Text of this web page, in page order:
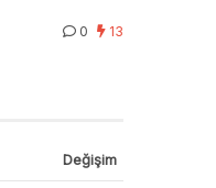
0 13
Değişim